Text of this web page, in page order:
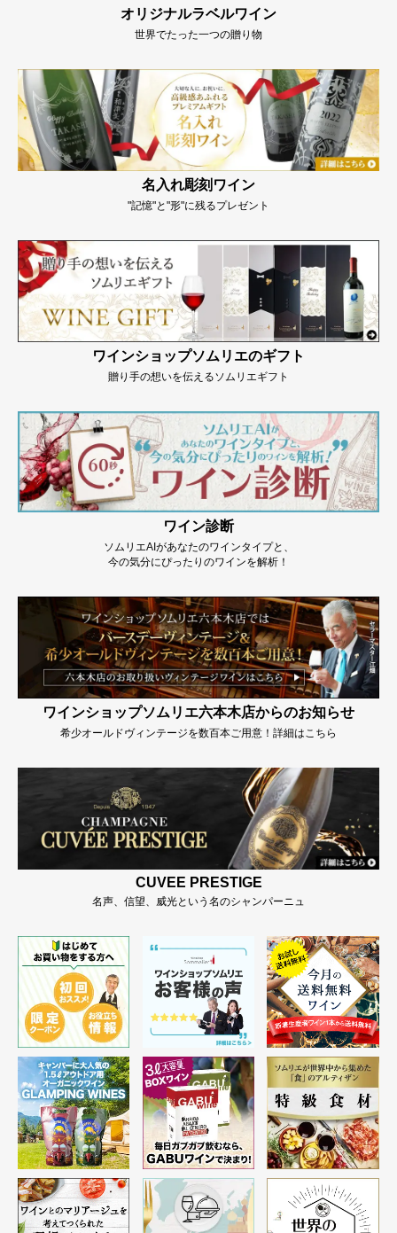
オリジナルラベルワイン
世界でたった一つの贈り物
名入れ彫刻ワイン
"記憶"と"形"に残るプレゼント
ワインショップソムリエのギフト
贈り手の想いを伝えるソムリエギフト
ワイン診断
ソムリエAIがあなたのワインタイプと、
今の気分にぴったりのワインを解析！
ワインショップソムリエ六本木店からのお知らせ
希少オールドヴィンテージを数百本ご用意！詳細はこちら
CUVEE PRESTIGE
名声、信望、威光という名のシャンパーニュ